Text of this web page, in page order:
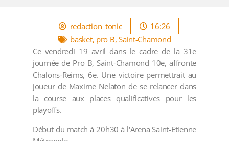
redaction_tonic
16:26
basket, pro B,Saint-Chamond
Ce vendredi 19 avril dans le cadre de la 31e
journée de Pro B, Saint-Chamond 10e, affronte
Chalons-Reims, 6e. Une victoire permettrait au
joueur de Maxime Nelaton de se relancer dans
la course aux places qualificatives pour les
playoffs.
Début du match à 20h30 à l'Arena Saint-Etienne